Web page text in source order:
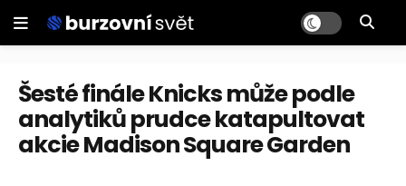
Šesté finále Knicks může podle
analytiků prudce katapultovat
akcie Madison Square Garden